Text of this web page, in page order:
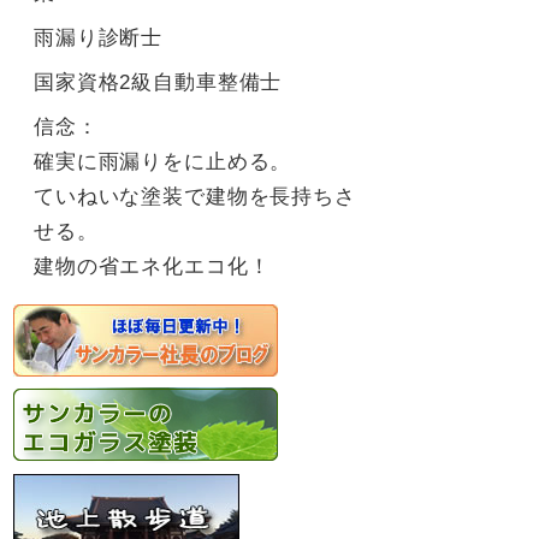
雨漏り診断士
国家資格2級自動車整備士
信念：
確実に雨漏りをに止める。
ていねいな塗装で建物を長持ちさ
せる。
建物の省エネ化エコ化！